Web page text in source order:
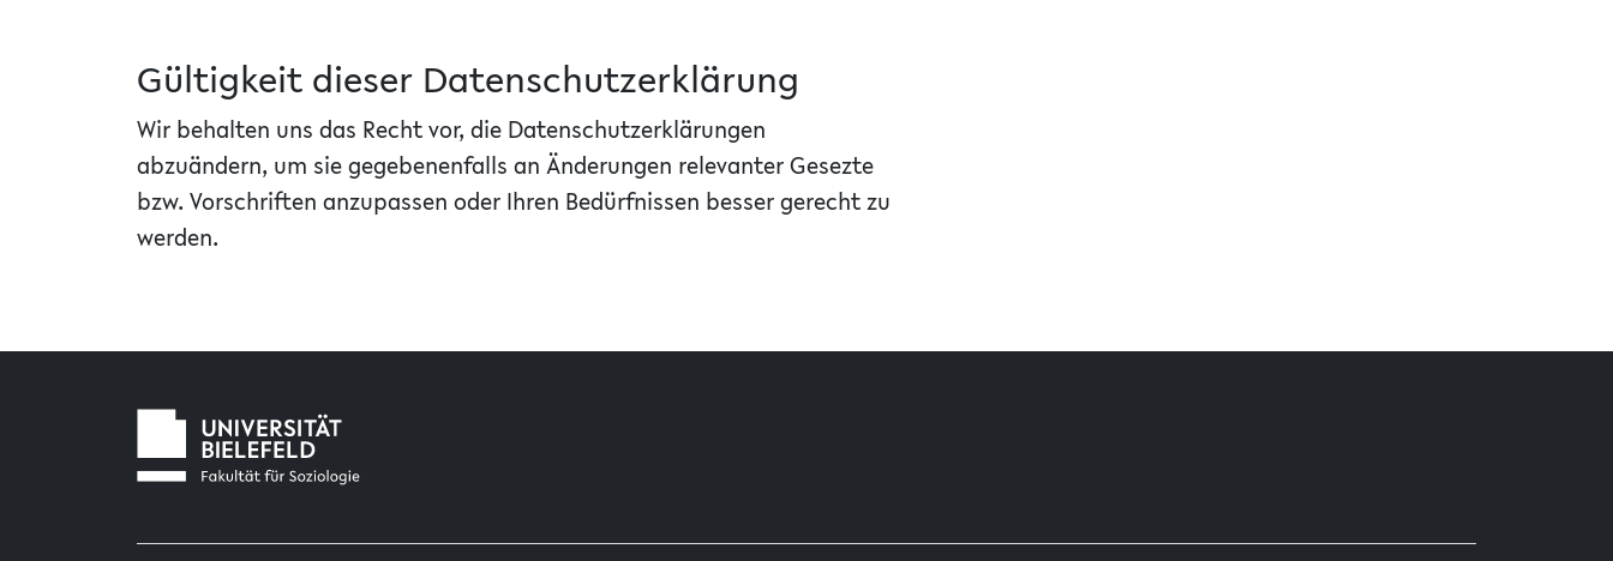
Gültigkeit dieser Datenschutzerklärung
Wir behalten uns das Recht vor, die Datenschutzerklärungen
abzuändern, um sie gegebenenfalls an Änderungen relevanter Gesezte
bzw. Vorschriften anzupassen oder Ihren Bedürfnissen besser gerecht zu
werden.